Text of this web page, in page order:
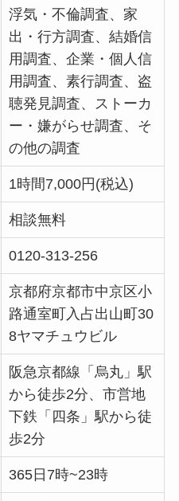
浮気・不倫調査、家
出・行方調査、結婚信
用調査、企業・個人信
用調査、素行調査、盗
聴発見調査、ストーカ
ー・嫌がらせ調査、そ
の他の調査
1時間7,000円(税込)
相談無料
0120-313-256
京都府京都市中京区小
路通室町入占出山町30
8ヤマチュウビル
阪急京都線「烏丸」駅
から徒歩2分、市営地
下鉄「四条」駅から徒
歩2分
365日7時~23時